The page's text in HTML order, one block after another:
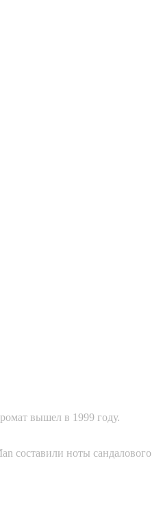
вышел в 1999 году.
составили ноты сандалового